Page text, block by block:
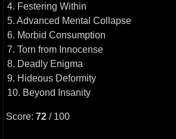
4. Festering Within
5. Advanced Mental Collapse
6. Morbid Consumption
7. Torn from Innocense
8. Deadly Enigma
9. Hideous Deformity
10. Beyond Insanity
Score: 72 / 100